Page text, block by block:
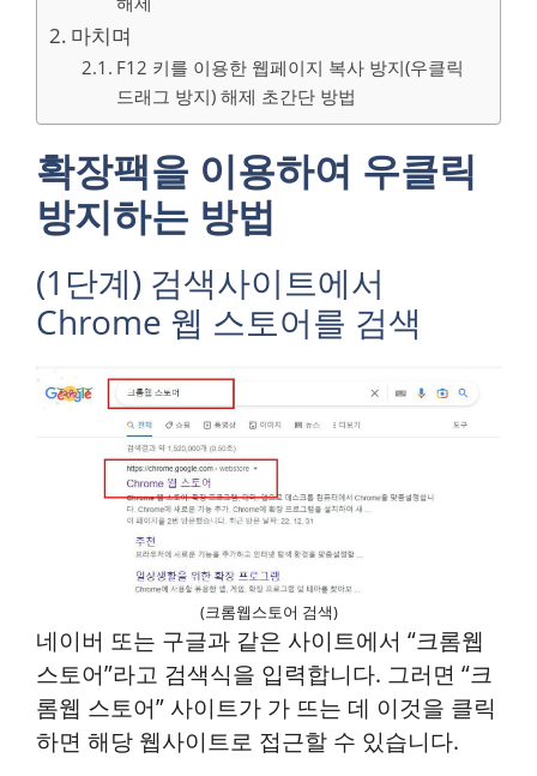
마치며
F12 키를 이용한 웹페이지 복사 방지(우클릭
드래그 방지) 해제 초간단 방법
확장팩을 이용하여 우클릭
방지하는 방법
(1단계) 검색사이트에서
Chrome 웹 스토어를 검색
(크롬웹스토어 검색)
네이버 또는 구글과 같은 사이트에서 “크롬웹
스토어”라고 검색식을 입력합니다. 그러면 “크
롬웹 스토어” 사이트가 가 뜨는 데 이것을 클릭
하면 해당 웹사이트로 접근할 수 있습니다.